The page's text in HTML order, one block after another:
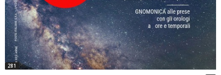
281